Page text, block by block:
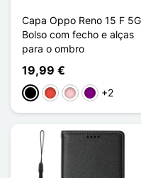
Capa Oppo Reno 15 F 5G
Bolso com fecho e alças
para o ombro
19,99 €
PretoVermelho
RosaPúrpura
+2